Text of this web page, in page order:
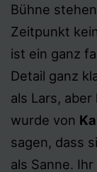
Bühne
Zeitpunkt
ist ein ganz
Detail ganz
als Lars,
wurde von
sagen, dass
als Sanne.